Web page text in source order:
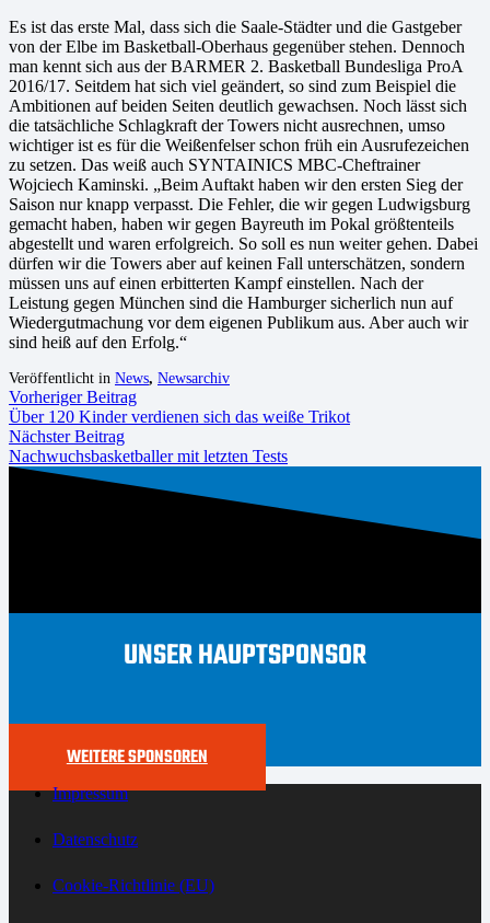
Es ist das erste Mal, dass sich die Saale-Städter und die Gastgeber
von der Elbe im Basketball-Oberhaus gegenüber stehen. Dennoch
man kennt sich aus der BARMER 2. Basketball Bundesliga ProA
2016/17. Seitdem hat sich viel geändert, so sind zum Beispiel die
Ambitionen auf beiden Seiten deutlich gewachsen. Noch lässt sich
die tatsächliche Schlagkraft der Towers nicht ausrechnen, umso
wichtiger ist es für die Weißenfelser schon früh ein Ausrufezeichen
zu setzen. Das weiß auch SYNTAINICS MBC-Cheftrainer
Wojciech Kaminski. „Beim Auftakt haben wir den ersten Sieg der
Saison nur knapp verpasst. Die Fehler, die wir gegen Ludwigsburg
gemacht haben, haben wir gegen Bayreuth im Pokal größtenteils
abgestellt und waren erfolgreich. So soll es nun weiter gehen. Dabei
dürfen wir die Towers aber auf keinen Fall unterschätzen, sondern
müssen uns auf einen erbitterten Kampf einstellen. Nach der
Leistung gegen München sind die Hamburger sicherlich nun auf
Wiedergutmachung vor dem eigenen Publikum aus. Aber auch wir
sind heiß auf den Erfolg.“
Veröffentlicht in News, Newsarchiv
Vorheriger Beitrag
Über 120 Kinder verdienen sich das weiße Trikot
Nächster Beitrag
Nachwuchsbasketballer mit letzten Tests
UNSER HAUPTSPONSOR
WEITERE SPONSOREN
Impressum
Datenschutz
Cookie-Richtlinie (EU)